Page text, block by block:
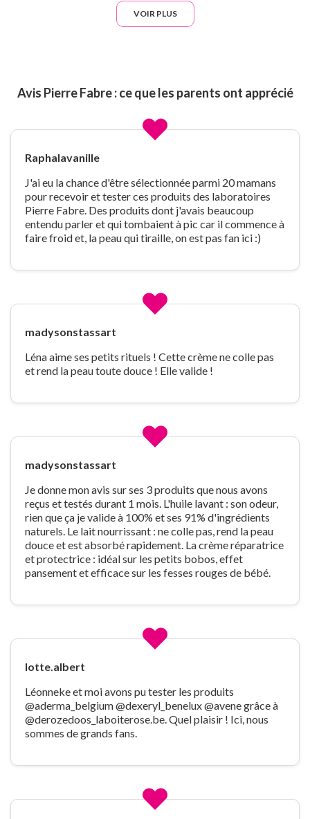
VOIR PLUS
Avis Pierre Fabre : ce que les parents ont apprécié
Raphalavanille
J'ai eu la chance d'être sélectionnée parmi 20 mamans
pour recevoir et tester ces produits des laboratoires
Pierre Fabre. Des produits dont j'avais beaucoup
entendu parler et qui tombaient à pic car il commence à
faire froid et, la peau qui tiraille, on est pas fan ici :)
madysonstassart
Léna aime ses petits rituels ! Cette crème ne colle pas
et rend la peau toute douce ! Elle valide !
madysonstassart
Je donne mon avis sur ses 3 produits que nous avons
reçus et testés durant 1 mois. L'huile lavant : son odeur,
rien que ça je valide à 100% et ses 91% d'ingrédients
naturels. Le lait nourrissant : ne colle pas, rend la peau
douce et est absorbé rapidement. La crème réparatrice
et protectrice : idéal sur les petits bobos, effet
pansement et efficace sur les fesses rouges de bébé.
lotte.albert
Léonneke et moi avons pu tester les produits
@aderma_belgium @dexeryl_benelux @avene grâce à
@derozedoos_laboiterose.be. Quel plaisir ! Ici, nous
sommes de grands fans.